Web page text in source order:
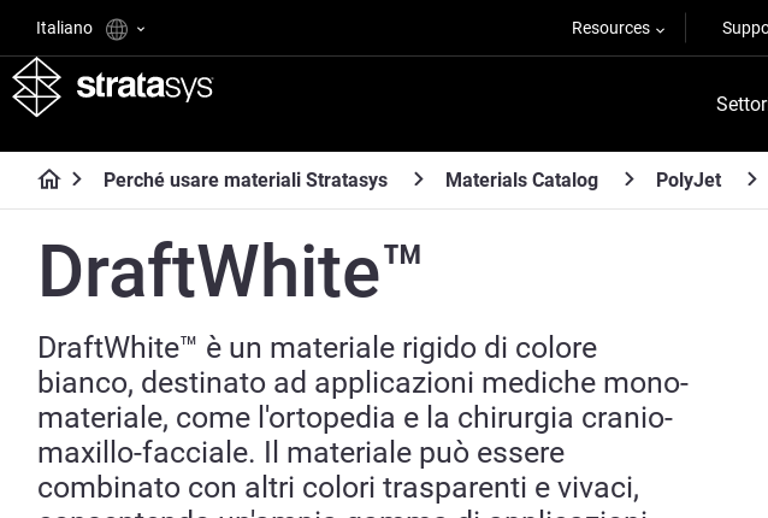
Italiano Resources
Perché usare materiali Stratasys Materials Catalog PolyJet
DraftWhite™
DraftWhite™ è un materiale rigido di colore
bianco, destinato ad applicazioni mediche mono-
materiale, come l'ortopedia e la chirurgia cranio-
maxillo-facciale. Il materiale può essere
combinato con altri colori trasparenti e vivaci,